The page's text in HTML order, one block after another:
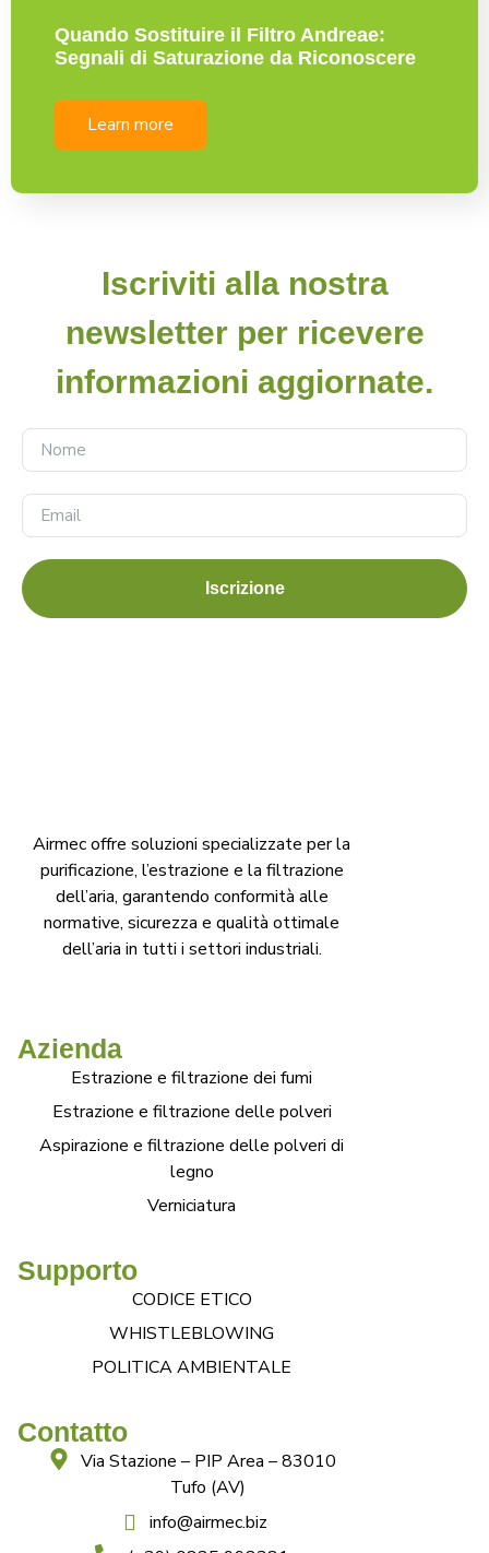
Quando Sostituire il Filtro Andreae:
Segnali di Saturazione da Riconoscere
Learn more
Iscriviti alla nostra
newsletter per ricevere
informazioni aggiornate.
Iscrizione
Airmec offre soluzioni specializzate per la
purificazione, l’estrazione e la filtrazione
dell’aria, garantendo conformità alle
normative, sicurezza e qualità ottimale
dell’aria in tutti i settori industriali.
Azienda
Estrazione e filtrazione dei fumi
Estrazione e filtrazione delle polveri
Aspirazione e filtrazione delle polveri di
legno
Verniciatura
Supporto
CODICE ETICO
WHISTLEBLOWING
POLITICA AMBIENTALE
Contatto
Via Stazione – PIP Area – 83010
Tufo (AV)
info@airmec.biz